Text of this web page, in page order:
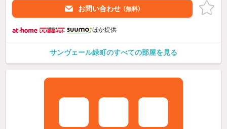
お問い合わせ （無料）
ほか提供
サンヴェール緑町のすべての部屋を見る